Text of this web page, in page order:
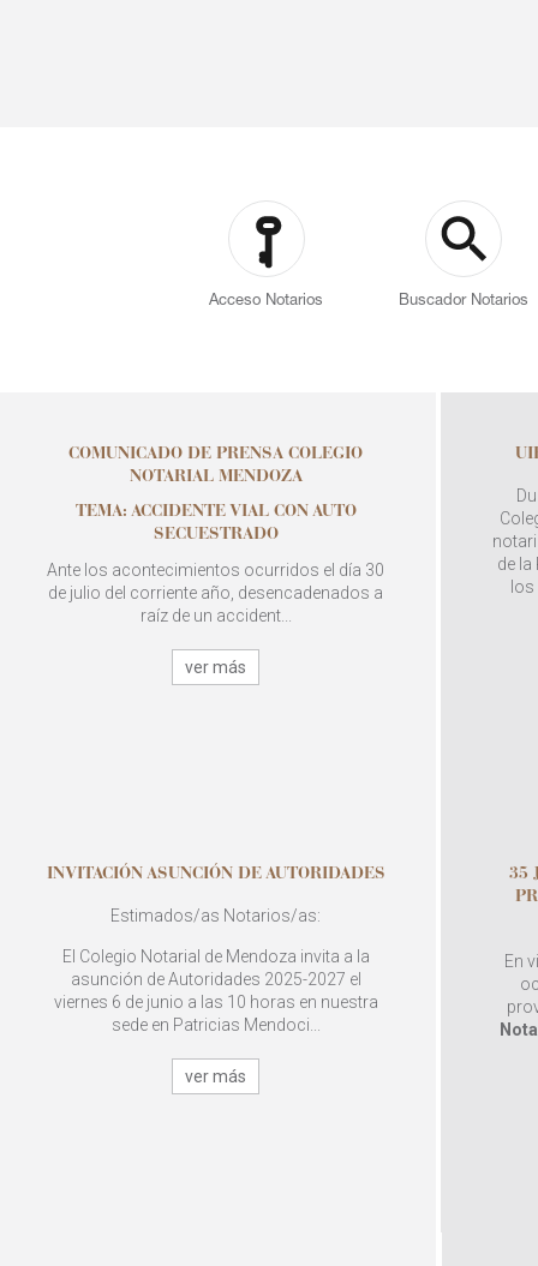
Acceso Notarios Buscador Notarios
COMUNICADO DE PRENSA COLEGIO
NOTARIAL MENDOZA
TEMA: ACCIDENTE VIAL CON AUTO
SECUESTRADO
Ante los acontecimientos ocurridos el día 30
de julio del corriente año, desencadenados a
raíz de un accident...
ver más
de
INVITACIÓN ASUNCIÓN DE AUTORIDADES
Estimados/as Notarios/as:
El Colegio Notarial de Mendoza invita a la
asunción de Autoridades 2025-2027 el
viernes 6 de junio a las 10 horas en nuestra
sede en Patricias Mendoci...
ver más
35
En